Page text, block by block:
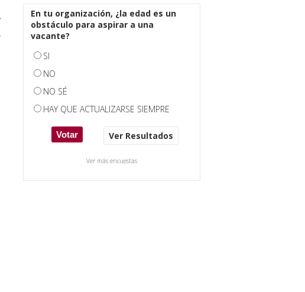
En tu organización, ¿la edad es un
obstáculo para aspirar a una
vacante?
SI
NO
NO SÉ
HAY QUE ACTUALIZARSE SIEMPRE
Ver Resultados
Ver más encuestas